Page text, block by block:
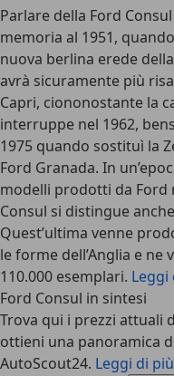
Parlare della Ford
memoria al 1951,
nuova berlina erede
avrà sicuramente più
Capri, ciononostante la
interruppe nel 1962,
1975 quando sostituì la
Ford Granada. In
modelli prodotti da Ford
Consul si distingue
Quest’ultima venne
le forme dell’Anglia e
110.000 esemplari. Leggi
Ford Consul in sintesi
Trova qui i prezzi attuali
ottieni una panoramica
AutoScout24. Leggi di più